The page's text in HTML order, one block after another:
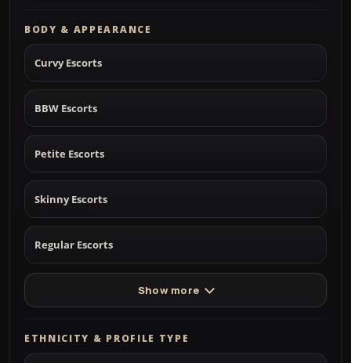
BODY & APPEARANCE
Curvy Escorts
BBW Escorts
Petite Escorts
Skinny Escorts
Regular Escorts
Show more
ETHNICITY & PROFILE TYPE